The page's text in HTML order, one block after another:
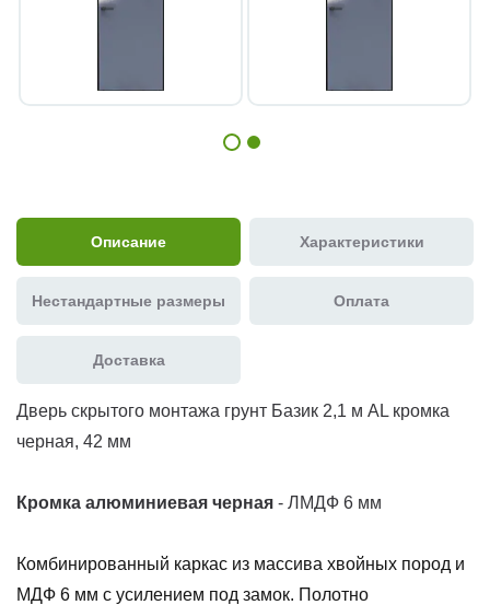
Описание Характеристики
Нестандартные размеры Оплата
Доставка
Дверь скрытого монтажа грунт Базик 2,1 м AL кромка
черная, 42 мм
Кромка алюминиевая черная - ЛМДФ 6 мм
Комбинированный каркас из массива хвойных пород и
МДФ 6 мм с усилением под замок. Полотно